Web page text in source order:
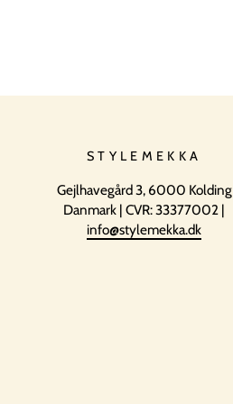
STYLEMEKKA
Gejlhavegård 3, 6000 Kolding
Danmark | CVR: 33377002 |
info@stylemekka.dk